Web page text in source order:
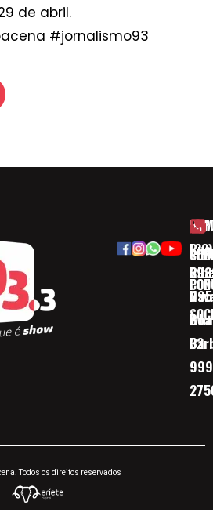
de abril.
#jornalismo93
(32)
32
Todos os direitos reservados